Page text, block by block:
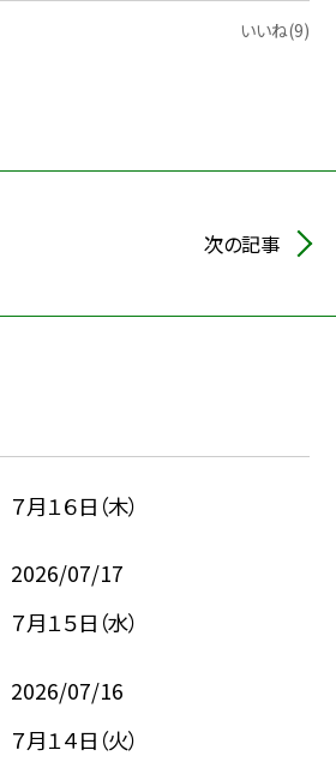
いいね(9)
次の記事
７月１６日（木）
2026/07/17
７月１５日（水）
2026/07/16
７月１４日（火）